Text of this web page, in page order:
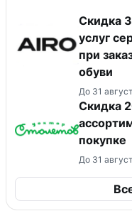
Скидка
услуг
при
обуви
До 31
Скидка
покупке
До 31